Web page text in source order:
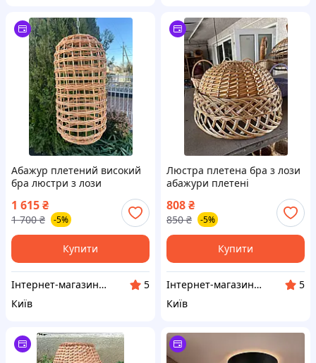
Абажур плетений високий
бра люстри з лози
1 615₴
1 700 ₴ -5%
Купити
Інтернет-магазин "Сімейний затишок"
5
Київ
Люстра плетена бра з лози
абажури плетені
808₴
850 ₴ -5%
Купити
Інтернет-магазин "Сімейний затишок"
5
Київ